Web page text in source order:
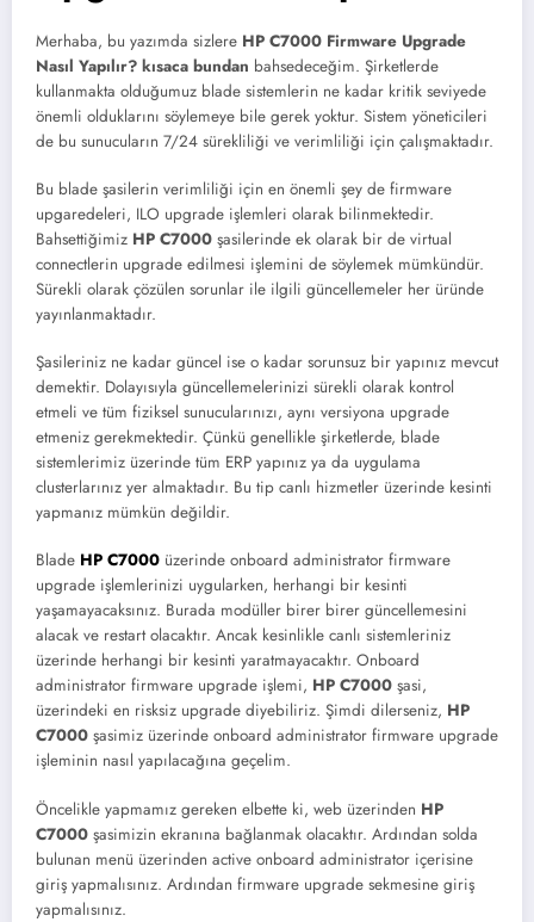
Merhaba, bu yazımda sizlere HP C7000 Firmware Upgrade
Nasıl Yapılır? kısaca bundan bahsedeceğim. Şirketlerde
kullanmakta olduğumuz blade sistemlerin ne kadar kritik seviyede
önemli olduklarını söylemeye bile gerek yoktur. Sistem yöneticileri
de bu sunucuların 7/24 sürekliliği ve verimliliği için çalışmaktadır.
Bu blade şasilerin verimliliği için en önemli şey de firmware
upgaredeleri, ILO upgrade işlemleri olarak bilinmektedir.
Bahsettiğimiz HP C7000 şasilerinde ek olarak bir de virtual
connectlerin upgrade edilmesi işlemini de söylemek mümkündür.
Sürekli olarak çözülen sorunlar ile ilgili güncellemeler her üründe
yayınlanmaktadır.
Şasileriniz ne kadar güncel ise o kadar sorunsuz bir yapınız mevcut
demektir. Dolayısıyla güncellemelerinizi sürekli olarak kontrol
etmeli ve tüm fiziksel sunucularınızı, aynı versiyona upgrade
etmeniz gerekmektedir. Çünkü genellikle şirketlerde, blade
sistemlerimiz üzerinde tüm ERP yapınız ya da uygulama
clusterlarınız yer almaktadır. Bu tip canlı hizmetler üzerinde kesinti
yapmanız mümkün değildir.
Blade HP C7000 üzerinde onboard administrator firmware
upgrade işlemlerinizi uygularken, herhangi bir kesinti
yaşamayacaksınız. Burada modüller birer birer güncellemesini
alacak ve restart olacaktır. Ancak kesinlikle canlı sistemleriniz
üzerinde herhangi bir kesinti yaratmayacaktır. Onboard
administrator firmware upgrade işlemi, HP C7000 şasi,
üzerindeki en risksiz upgrade diyebiliriz. Şimdi dilerseniz, HP
C7000 şasimiz üzerinde onboard administrator firmware upgrade
işleminin nasıl yapılacağına geçelim.
Öncelikle yapmamız gereken elbette ki, web üzerinden HP
C7000 şasimizin ekranına bağlanmak olacaktır. Ardından solda
bulunan menü üzerinden active onboard administrator içerisine
giriş yapmalısınız. Ardından firmware upgrade sekmesine giriş
yapmalısınız.